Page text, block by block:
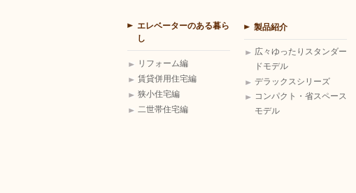
エレベーターのある暮ら
し
リフォーム編
賃貸併用住宅編
狭小住宅編
二世帯住宅編
製品紹介
広々ゆったりスタンダー
ドモデル
デラックスシリーズ
コンパクト・省スペース
モデル